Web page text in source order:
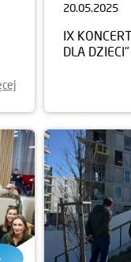
20.05.2025
IX
DLA DZIECI"